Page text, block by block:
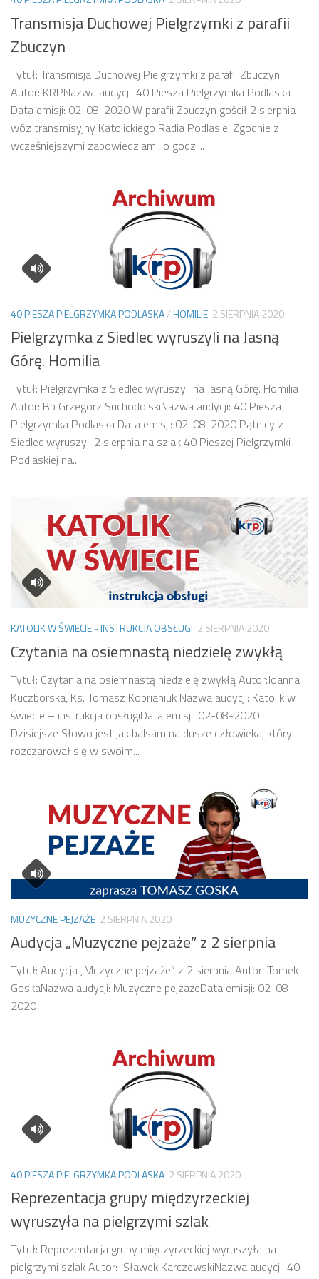
Transmisja Duchowej Pielgrzymki z parafii
Zbuczyn
Tytuł: Transmisja Duchowej Pielgrzymki z parafii Zbuczyn
Autor: KRPNazwa audycji: 40 Piesza Pielgrzymka Podlaska
Data emisji: 02-08-2020 W parafii Zbuczyn gościł 2 sierpnia
wóz transmisyjny Katolickiego Radia Podlasie. Zgodnie z
wcześniejszymi zapowiedziami, o godz....
40 PIESZA PIELGRZYMKA PODLASKA/HOMILIE 2 SIERPNIA 2020
Pielgrzymka z Siedlec wyruszyli na Jasną
Górę. Homilia
Tytuł: Pielgrzymka z Siedlec wyruszyli na Jasną Górę. Homilia
Autor: Bp Grzegorz SuchodolskiNazwa audycji: 40 Piesza
Pielgrzymka Podlaska Data emisji: 02-08-2020 Pątnicy z
Siedlec wyruszyli 2 sierpnia na szlak 40 Pieszej Pielgrzymki
Podlaskiej na...
KATOLIK W ŚWIECIE - INSTRUKCJA OBSŁUGI 2 SIERPNIA 2020
Czytania na osiemnastą niedzielę zwykłą
Tytuł: Czytania na osiemnastą niedzielę zwykłą Autor:Joanna
Kuczborska, Ks. Tomasz Koprianiuk Nazwa audycji: Katolik w
świecie – instrukcja obsługiData emisji: 02-08-2020
Dzisiejsze Słowo jest jak balsam na dusze człowieka, który
rozczarował się w swoim...
MUZYCZNE PEJZAŻE 2 SIERPNIA 2020
Audycja „Muzyczne pejzaże” z 2 sierpnia
Tytuł: Audycja „Muzyczne pejzaże” z 2 sierpnia Autor: Tomek
GoskaNazwa audycji: Muzyczne pejzażeData emisji: 02-08-
2020
40 PIESZA PIELGRZYMKA PODLASKA 2 SIERPNIA 2020
Reprezentacja grupy międzyrzeckiej
wyruszyła na pielgrzymi szlak
Tytuł: Reprezentacja grupy międzyrzeckiej wyruszyła na
pielgrzymi szlak Autor: Sławek KarczewskiNazwa audycji: 40